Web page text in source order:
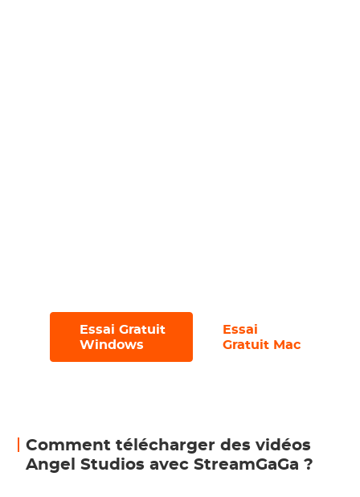
Essai Gratuit
Windows
Essai
Gratuit Mac
Comment télécharger des vidéos
Angel Studios avec StreamGaGa ?